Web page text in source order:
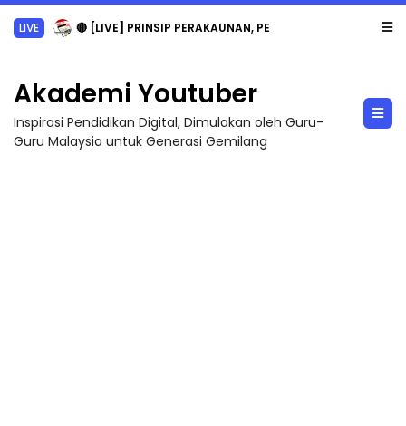
LIVE 🔴 [LIVE] PRINSIP PERAKAUNAN, PECUT SKOR SOALAN 1 TRIAL OLEH CIKGU WAN...
Akademi Youtuber
Inspirasi Pendidikan Digital, Dimulakan oleh Guru-
Guru Malaysia untuk Generasi Gemilang